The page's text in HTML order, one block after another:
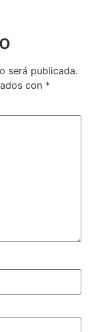
será publicada.
con *